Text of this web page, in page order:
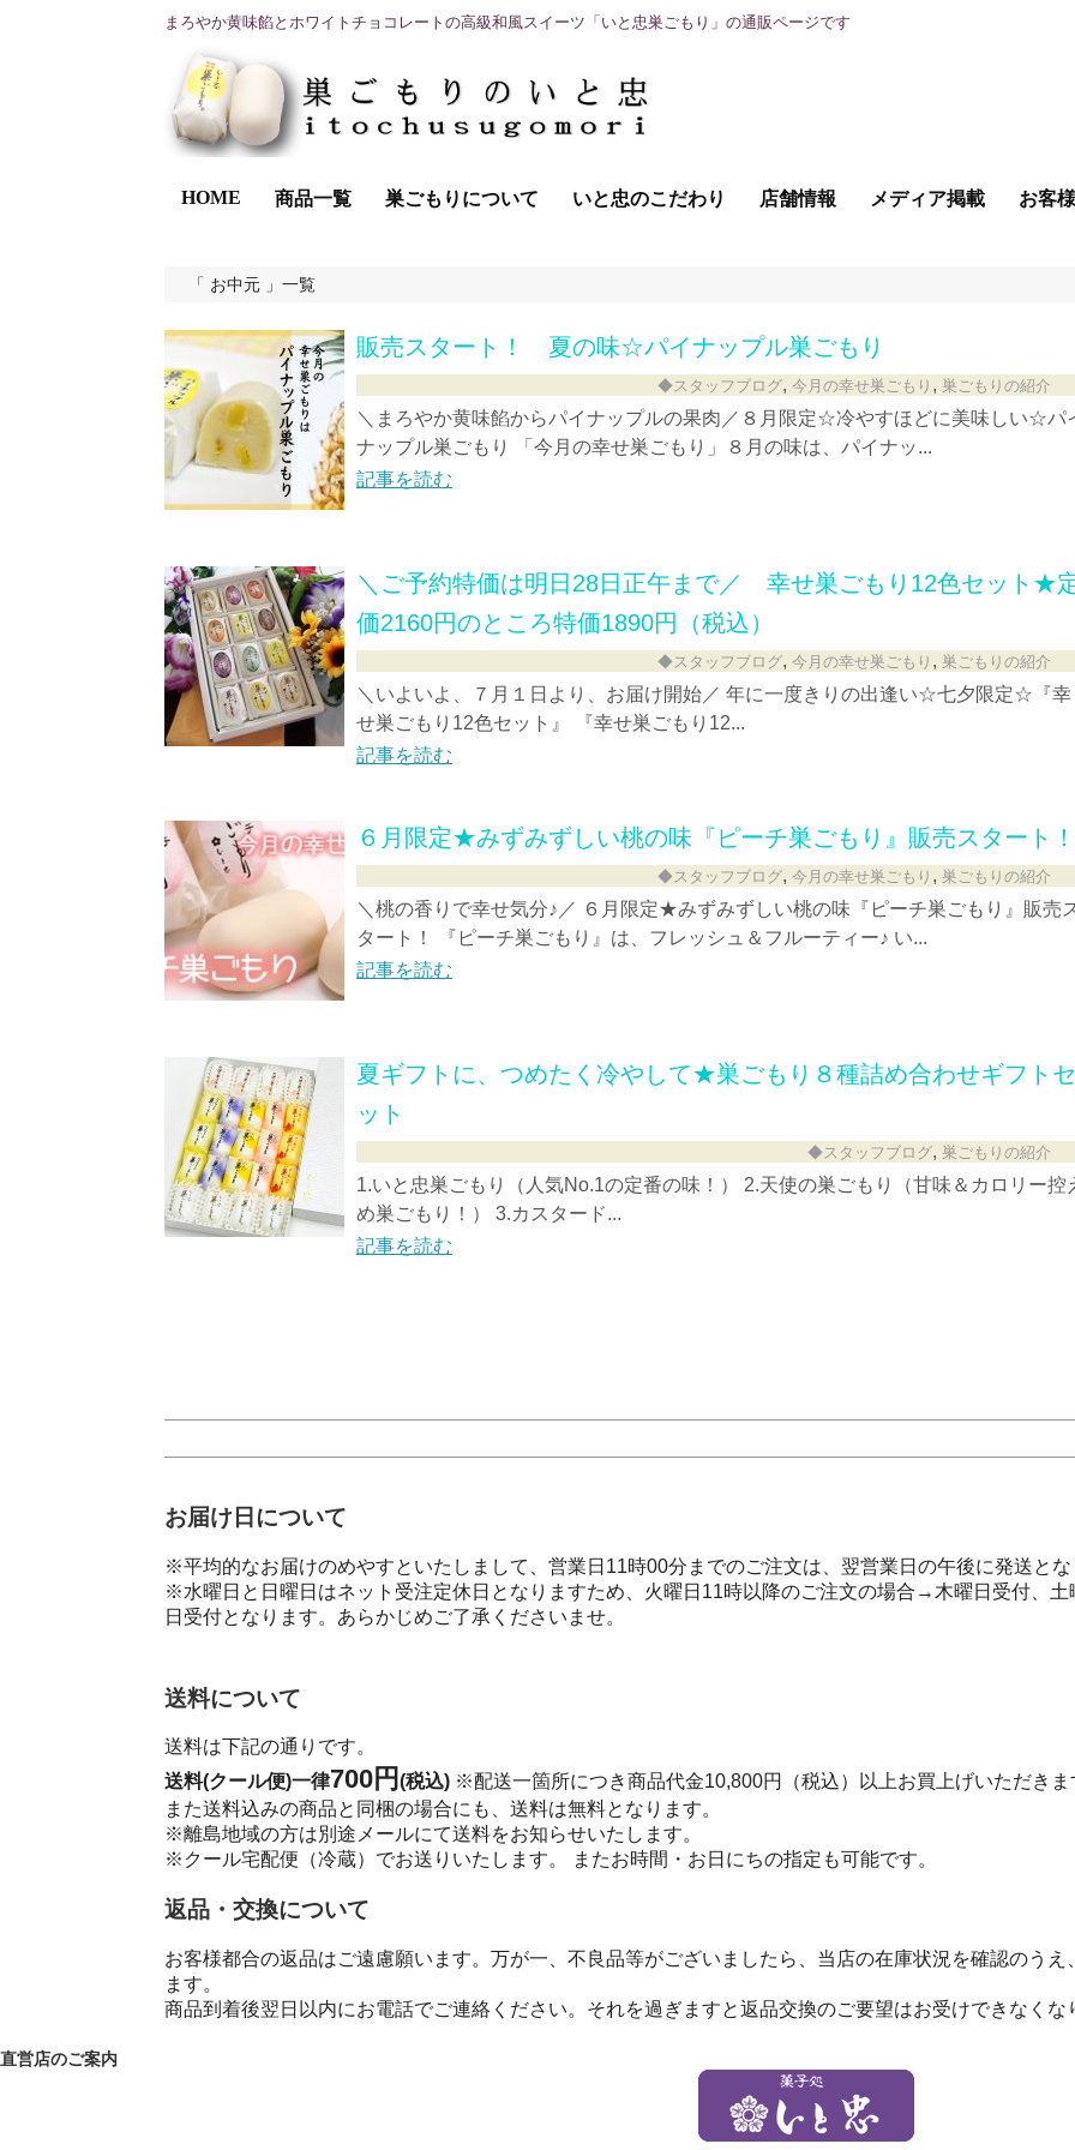
まろやか黄味餡とホワイトチョコレートの高級和風スイーツ「いと忠巣ごもり」の通販ページです
HOME 商品一覧 巣ごもりについて いと忠のこだわり 店舗情報 メディア掲載 お客
お中元 一覧
販売スタート！ 夏の味☆パイナップル巣ごもり
◆スタッフブログ, 今月の幸せ巣ごもり , 巣ごもりの紹介
＼まろやか黄味餡からパイナップルの果肉／８月限定☆冷やすほどに美味しい☆パ
ナップル巣ごもり 「今月の幸せ巣ごもり」８月の味は、パイナッ...
記事を読む
＼ご予約特価は明日28日正午まで／ 幸せ巣ごもり12色セット★
価2160円のところ特価1890円（税込）
◆スタッフブログ, 今月の幸せ巣ごもり , 巣ごもりの紹介
＼いよいよ、７月１日より、お届け開始／ 年に一度きりの出逢い☆七夕限定☆『幸
せ巣ごもり12色セット』 『幸せ巣ごもり12...
記事を読む
６月限定★みずみずしい桃の味『ピーチ巣ごもり』販売スタート！
◆スタッフブログ, 今月の幸せ巣ごもり , 巣ごもりの紹介
＼桃の香りで幸せ気分♪／ ６月限定★みずみずしい桃の味『ピーチ巣ごもり』販売
タート！ 『ピーチ巣ごもり』は、フレッシュ＆フルーティー♪ い...
記事を読む
夏ギフトに、つめたく冷やして★巣ごもり８種詰め合わせギフトセ
ット
◆スタッフブログ, 巣ごもりの紹介
1.いと忠巣ごもり（人気No.1の定番の味！） 2.天使の巣ごもり（甘味＆カロリー控
め巣ごもり！） 3.カスタード...
記事を読む
お届け日について
※平均的なお届けのめやすといたしまして、営業日11時00分までのご注文は、翌営業日の午後に発送とな
※水曜日と日曜日はネット受注定休日となりますため、火曜日11時以降のご注文の場合→木曜日受付、
日受付となります。あらかじめご了承くださいませ。
送料について
送料は下記の通りです。
送料(クール便)一律700円 (税込) ※配送一箇所につき商品代金10,800円（税込）以上お買上げいただきま
また送料込みの商品と同梱の場合にも、送料は無料となります。
※離島地域の方は別途メールにて送料をお知らせいたします。
※クール宅配便（冷蔵）でお送りいたします。 またお時間・お日にちの指定も可能です。
返品・交換について
お客様都合の返品はご遠慮願います。万が一、不良品等がございましたら、当店の在庫状況を確認のう
ます。
商品到着後翌日以内にお電話でご連絡ください。それを過ぎますと返品交換のご要望はお受けできなくな
直営店のご案内